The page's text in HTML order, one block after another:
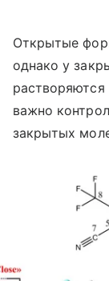
Открытые
однако у
растворяются
важно
закрытых